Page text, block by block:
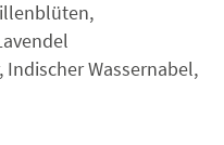
Indischer Wassernabel,